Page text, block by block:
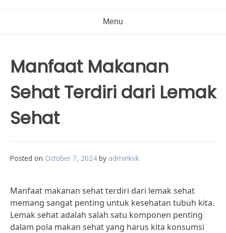
Menu
Manfaat Makanan
Sehat Terdiri dari Lemak
Sehat
Posted on October 7, 2024 by adminkvk
Manfaat makanan sehat terdiri dari lemak sehat
memang sangat penting untuk kesehatan tubuh kita.
Lemak sehat adalah salah satu komponen penting
dalam pola makan sehat yang harus kita konsumsi